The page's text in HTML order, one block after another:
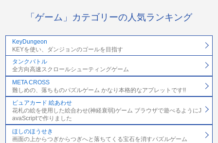
「ゲーム」カテゴリーの人気ランキング
KeyDungeon
KEYを使い、ダンジョンのゴールを目指す
タンクバトル
全方向高速スクロールシューティングゲーム
META CROSS
難しめの、落ちものパズルゲーム かなり本格的なアプレットです!!
ピュアカード 絵あわせ
花札の絵を使用した絵合わせ(神経衰弱)ゲーム ブラウザで遊べるようにJ
avaScriptで作りました
ほしのほうせき
画面の上からつぎからつぎへと落ちてくる宝石を消すパズルゲーム